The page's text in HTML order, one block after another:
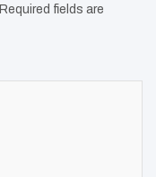
Required fields are